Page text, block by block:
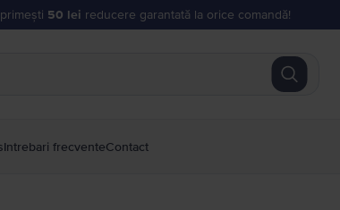
primești 50 lei reducere garantată la orice comandă!
Intrebari frecventeContact